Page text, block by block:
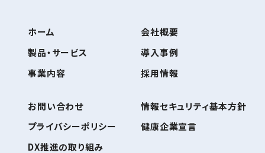
ホーム
製品・サービス
事業内容
会社概要
導入事例
採用情報
お問い合わせ
プライバシーポリシー
DX推進の取り組み
情報セキュリティ基本方針
健康企業宣言